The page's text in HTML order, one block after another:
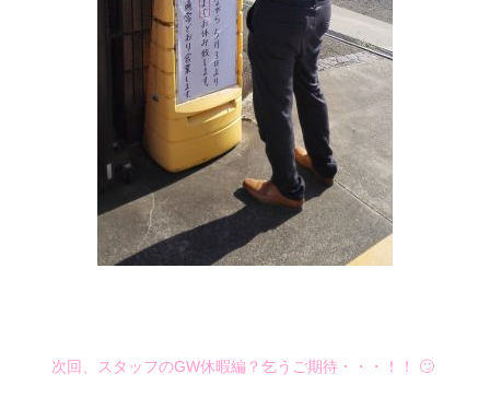
次回、スタッフのGW休暇編？乞うご期待・・・！！ 🙄